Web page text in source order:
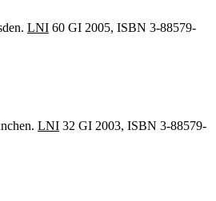
LNI 60 GI 2005, ISBN 3-88579-
LNI 32 GI 2003, ISBN 3-88579-